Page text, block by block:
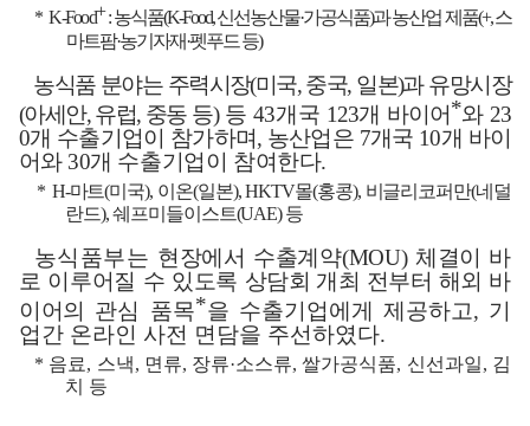
*K-Food+ :농식품(K-Food,신선농산물·가공식품)과 농산업 제품(+,스
마트팜·농기자재·펫푸드 등)
농식품 분야는 주력시장(미국,중국, 일본)과 유망시장
(아세안,유럽, 중동 등) 등 43개국 123개 바이어*와 23
0개 수출기업이 참가하며, 농산업은 7개국 10개 바이
어와 30개 수출기업이 참여한다.
* H-마트(미국), 이온(일본), HKTV몰(홍콩), 비글리코퍼만(네덜
란드),쉐프미들이스트(UAE)등
농식품부는 현장에서 수출계약(MOU) 체결이 바
로 이루어질 수 있도록 상담회 개 최 전부터 해외 바
이어의 관심 품목*을 수출기업에게 제공하고, 기
업간 온라인 사전 면담을 주선하였다.
* 음료, 스낵, 면류, 장류·소스류,쌀가공식품, 신선과일, 김
치 등